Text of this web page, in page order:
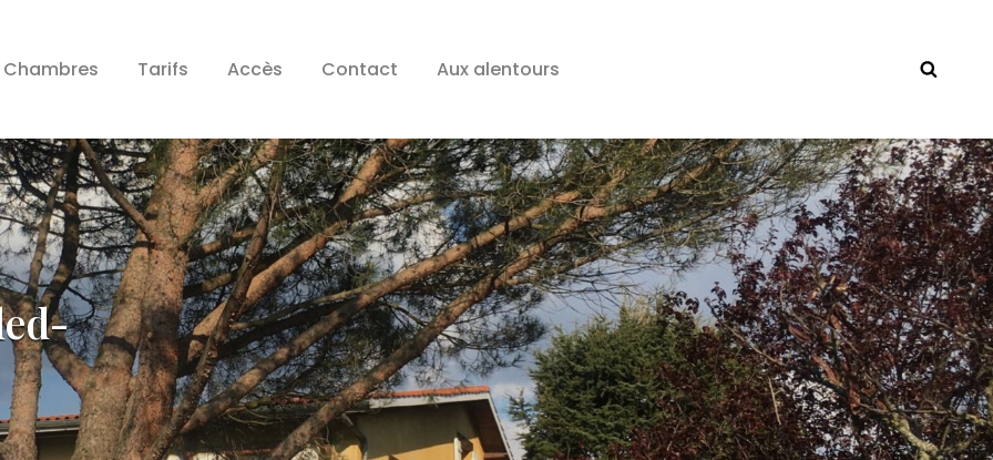
Chambres Tarifs Accès Contact Aux alentours